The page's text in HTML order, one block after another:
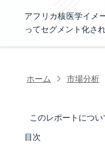
アフリカ核医学イメ
ってセグメント化さ
ホーム 市場分析
このレポートについ
目次